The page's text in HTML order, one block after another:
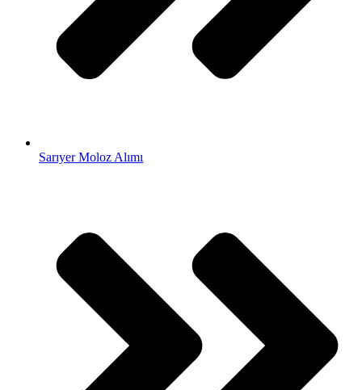
Sarıyer Moloz Alımı